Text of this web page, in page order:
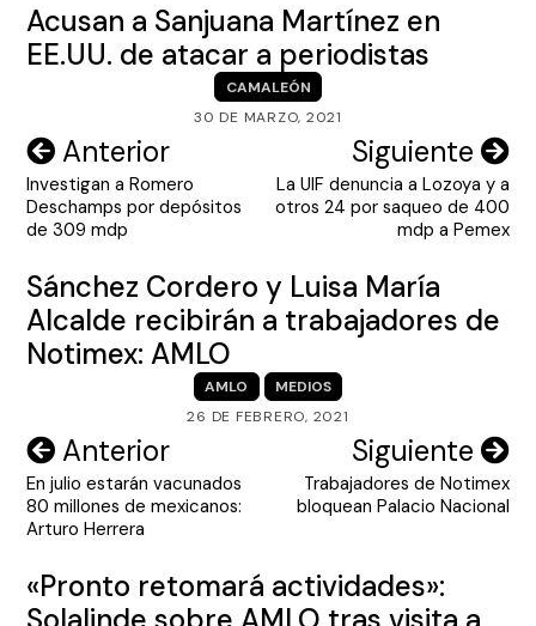
Acusan a Sanjuana Martínez en
EE.UU. de atacar a periodistas
CAMALEÓN
30 DE MARZO, 2021
Navegación
de
entradas
Anterior
Investigan a Romero
Deschamps por depósitos
de 309 mdp
Siguiente
La UIF denuncia a Lozoya y a
otros 24 por saqueo de 400
mdp a Pemex
Sánchez Cordero y Luisa María
Alcalde recibirán a trabajadores de
Notimex: AMLO
AMLO
MEDIOS
26 DE FEBRERO, 2021
Navegación
de
entradas
Anterior
En julio estarán vacunados
80 millones de mexicanos:
Arturo Herrera
Siguiente
Trabajadores de Notimex
bloquean Palacio Nacional
«Pronto retomará actividades»: